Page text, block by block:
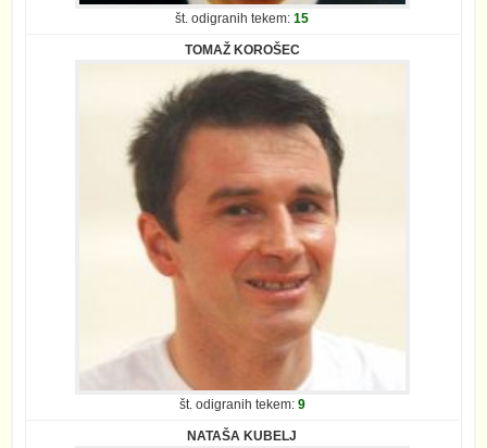
št. odigranih tekem:15
TOMAŽ KOROŠEC
št. odigranih tekem: 9
NATAŠA KUBELJ